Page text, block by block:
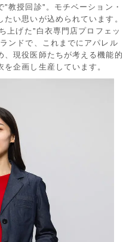
教授回診"。モチベーション・
い思いが込められています。
上げた"白衣専門店プロフェッ
ンドで、これまでにアパレル
現役医師たちが考える機能的
企画し生産しています。